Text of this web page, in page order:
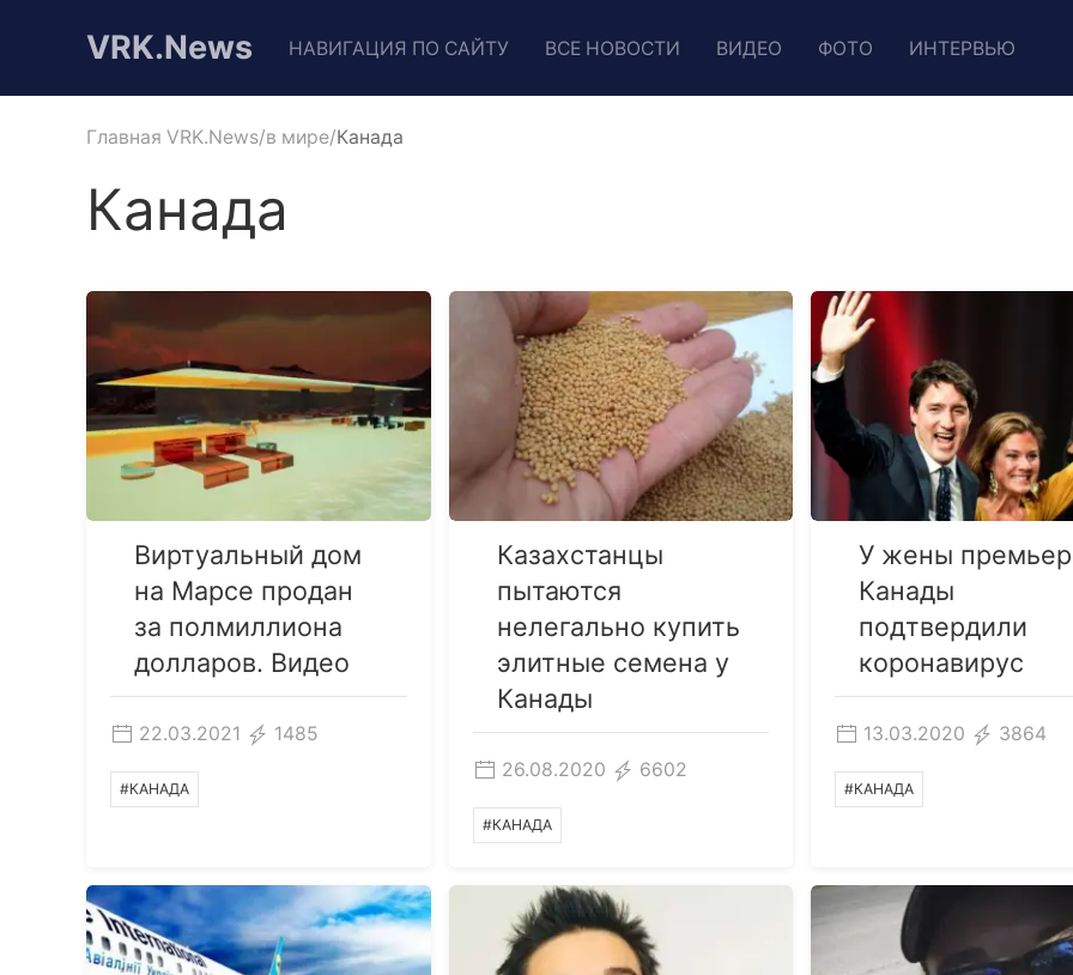
VRK.News НАВИГАЦИЯ ПО САЙТУ ВСЕ НОВОСТИ ВИДЕО ФОТО ИНТЕРВЬЮ
Главная VRK.News в мире Канада
Канада
Виртуальный дом
на Марсе продан
за полмиллиона
долларов. Видео
22.03.2021 1485
#КАНАДА
Казахстанцы
пытаются
нелегально купить
элитные семена у
Канады
26.08.2020 6602
#КАНАДА
У жены
Канады
подтвердили
коронавирус
13.03.2020 3864
#КАНАДА